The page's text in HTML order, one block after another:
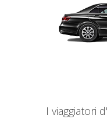
I viaggiatori